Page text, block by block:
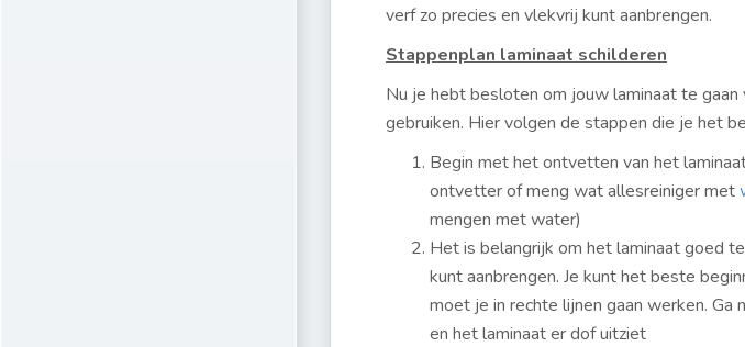
verf zo precies en vlekvrij kunt aanbrengen.
Stappenplan laminaat schilderen
Nu je hebt besloten om jouw laminaat te
gebruiken. Hier volgen de stappen die je het
Begin met het ontvetten van het
ontvetter of meng wat allesreiniger met
mengen met water)
Het is belangrijk om het laminaat goed
kunt aanbrengen. Je kunt het beste
moet je in rechte lijnen gaan werken.
en het laminaat er dof uitziet